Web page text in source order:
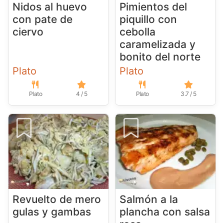
Nidos al huevo
con pate de
ciervo
Plato
Plato 4 / 5
Pimientos del
piquillo con
cebolla
caramelizada y
bonito del norte
Plato
Plato 3.7 / 5
Revuelto de mero
gulas y gambas
Salmón a la
plancha con salsa